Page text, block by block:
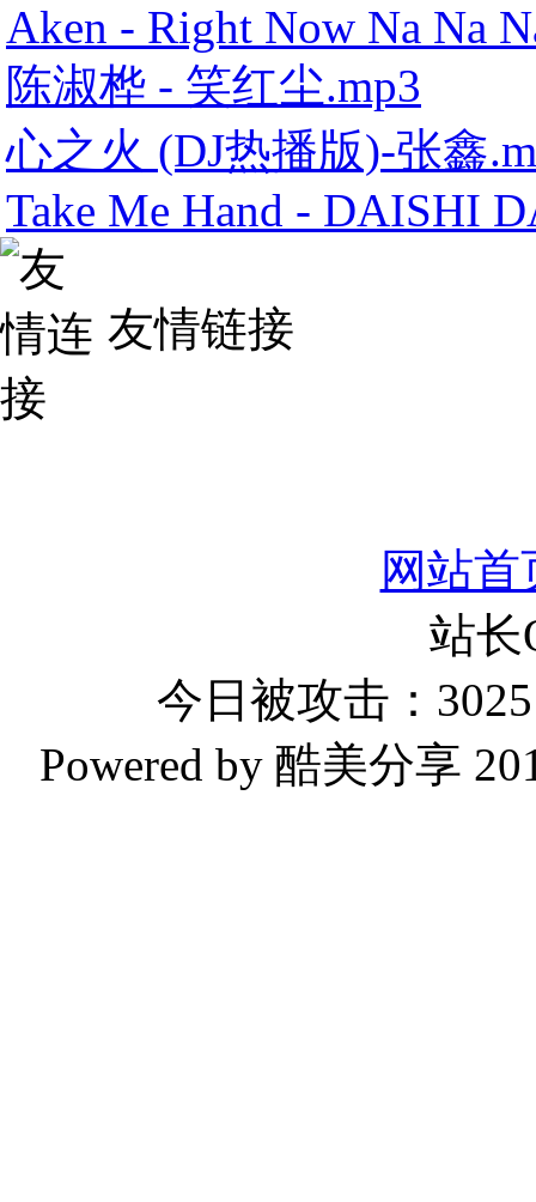
Aken - Right Now Na Na
陈淑桦 - 笑红尘.mp3
心之火 (DJ热播版)-张鑫
Take Me Hand - DAISHI
友情链接
网站首
站
今日被攻击：
Powered by 酷美分享